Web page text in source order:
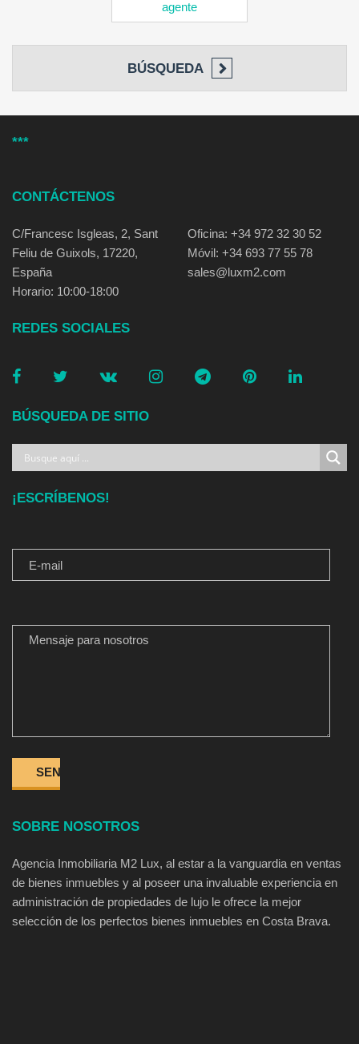
agente
BÚSQUEDA
***
CONTÁCTENOS
C/Francesc Isgleas, 2, Sant
Feliu de Guixols, 17220,
España
Horario: 10:00-18:00
Oficina: +34 972 32 30 52
Móvil: +34 693 77 55 78
sales@luxm2.com
REDES SOCIALES
BÚSQUEDA DE SITIO
¡ESCRÍBENOS!
SOBRE NOSOTROS
Agencia Inmobiliaria M2 Lux, al estar a la vanguardia en ventas
de bienes inmuebles y al poseer una invaluable experiencia en
administración de propiedades de lujo le ofrece la mejor
selección de los perfectos bienes inmuebles en Costa Brava.